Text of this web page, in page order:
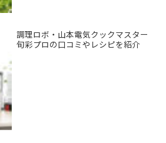
調理ロボ・山本電気クックマスター
旬彩プロの口コミやレシピを紹介